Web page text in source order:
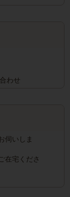
わせ
伺いしま
在宅くださ